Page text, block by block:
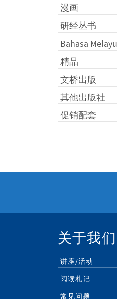
漫画
研经丛书
Bahasa Melayu
精品
文桥出版
其他出版社
促销配套
关于我们
讲座/活动
阅读札记
常见问题